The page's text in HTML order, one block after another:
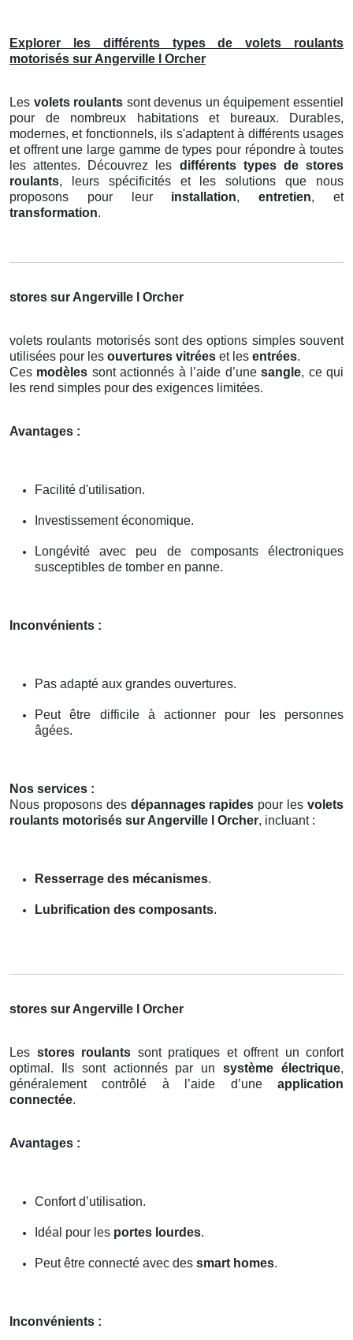
Explorer les différents types de volets roulants
motorisés sur Angerville l Orcher
Les volets roulants sont devenus un équipement essentiel
pour de nombreux habitations et bureaux. Durables,
modernes, et fonctionnels, ils s'adaptent à différents usages
et offrent une large gamme de types pour répondre à toutes
les attentes. Découvrez les différents types de stores
roulants, leurs spécificités et les solutions que nous
proposons pour leur installation,entretien, et
transformation.
stores sur Angerville l Orcher
volets roulants motorisés sont des options simples souvent
utilisées pour les ouvertures vitrées et les entrées.
Ces modèles sont actionnés à l’aide d’unesangle, ce qui
les rend simples pour des exigences limitées.
Avantages :
Facilité d'utilisation.
Investissement économique.
Longévité avec peu de composants électroniques
susceptibles de tomber en panne.
Inconvénients :
Pas adapté aux grandes ouvertures.
Peut être difficile à actionner pour les personnes
âgées.
Nos services :
Nous proposons des dépannages rapides pour lesvolets
roulants motorisés sur Angerville l Orcher, incluant :
Resserrage des mécanismes.
Lubrification des composants.
stores sur Angerville l Orcher
Les stores roulants sont pratiques et offrent un confort
optimal. Ils sont actionnés par unsystème électrique,
généralement contrôlé à l’aide d’une application
connectée.
Avantages :
Confort d’utilisation.
Idéal pour les portes lourdes.
Peut être connecté avec des smart homes.
Inconvénients :